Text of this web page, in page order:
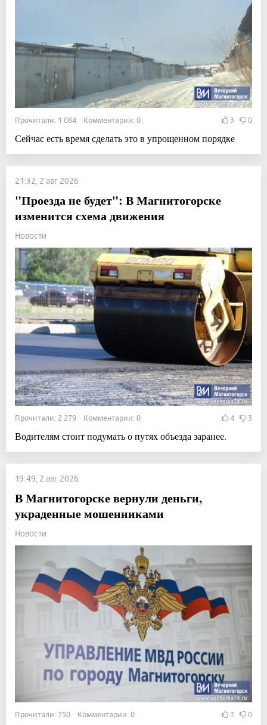
Прочитали: 1 084 Комментарии: 0 3 0
Сейчас есть время сделать это в упрощенном порядке
21:32, 2 авг 2026
"Проезда не будет": В Магнитогорске
изменится схема движения
Новости
Прочитали: 2 279 Комментарии: 0 4 3
Водителям стоит подумать о путях объезда заранее.
19:49, 2 авг 2026
В Магнитогорске вернули деньги,
украденные мошенниками
Новости
Прочитали: 750 Комментарии: 0 7 0